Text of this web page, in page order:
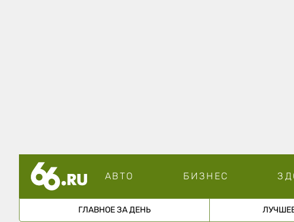
АВТО БИЗНЕС
ГЛАВНОЕ ЗА ДЕНЬ